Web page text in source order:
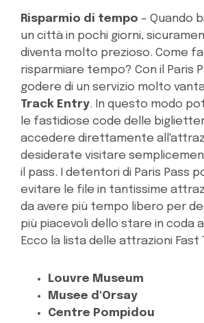
Risparmio di tempo – Quando
un città in pochi giorni,
diventa molto prezioso. Come
risparmiare tempo? Con il Paris
godere di un servizio molto
Track Entry. In questo modo
le fastidiose code delle
accedere direttamente
desiderate visitare
il pass. I detentori di Paris Pass
evitare le file in tantissime
da avere più tempo libero per
più piacevoli dello stare in coda
Ecco la lista delle attrazioni Fast
Louvre Museum
Musee d'Orsay
Centre Pompidou